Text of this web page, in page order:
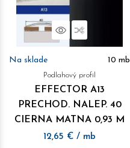
NáhľadPorovnať
Na sklade 10 mb
Podlahový profil
EFFECTOR A13
PRECHOD. NALEP. 40
CIERNA MATNA 0,93 M
12,65 € / mb